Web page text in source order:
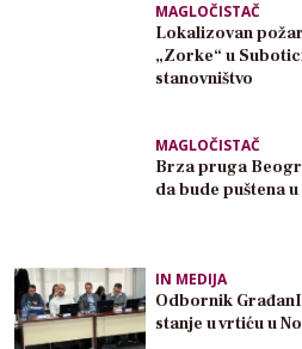
MAGLOČISTAČ
Lokalizovan
„Zorke“ u
stanovništvo
MAGLOČISTAČ
Brza pruga
da bude puštena
IN MEDIJA
Odbornik
stanje u vrtiću u